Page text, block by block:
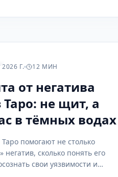
Г. 12 МИН
от негатива
Таро: не щит, а
в тёмных водах
помогают не столько
негатив, сколько понять его
свои уязвимости и